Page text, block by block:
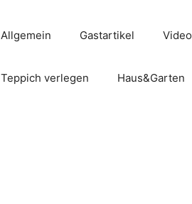
Allgemein Gastartikel Video
Teppich verlegen Haus&Garten